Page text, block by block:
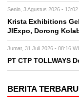
Senin, 3 Agustus 2026 - 13:02
Krista Exhibitions
JIExpo, Dorong
Jumat, 31 Juli 2026 - 08:16
PT CTP TOLLWAYS
BERITA TERBARU